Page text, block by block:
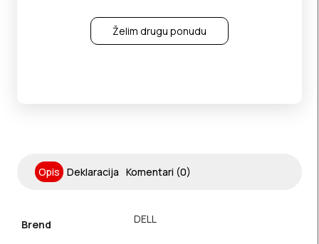
Želim drugu ponudu
Opis Deklaracija Komentari (0)
Brend DELL